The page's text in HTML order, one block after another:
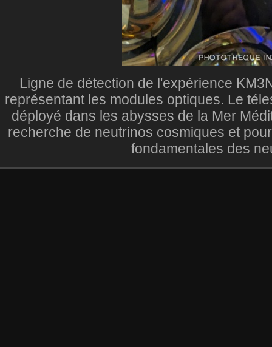
Ligne de détection de l'expérience
représentant les modules optiques. Le
déployé dans les abysses de la Mer
recherche de neutrinos cosmiques et
fondamentales des